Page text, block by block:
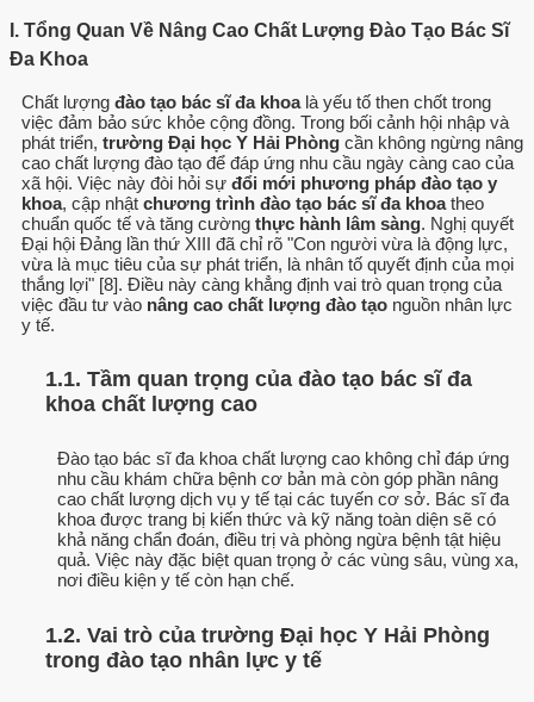
I. Tổng Quan Về Nâng Cao Chất Lượng Đào Tạo Bác Sĩ
Đa Khoa
Chất lượng đào tạo bác sĩ đa khoalà yếu tố then chốt trong
việc đảm bảo sức khỏe cộng đồng. Trong bối cảnh hội nhập và
phát triển, trường Đại học Y Hải Phòng cần không ngừng nâng
cao chất lượng đào tạo để đáp ứng nhu cầu ngày càng cao của
xã hội. Việc này đòi hỏi sự đổi mới phương pháp đào tạo y
khoa, cập nhật chương trình đào tạo bác sĩ đa khoatheo
chuẩn quốc tế và tăng cường thực hành lâm sàng. Nghị quyết
Đại hội Đảng lần thứ XIII đã chỉ rõ "Con người vừa là động lực,
vừa là mục tiêu của sự phát triển, là nhân tố quyết định của mọi
thắng lợi" [8]. Điều này càng khẳng định vai trò quan trọng của
việc đầu tư vào nâng cao chất lượng đào tạo nguồn nhân lực
y tế.
1.1. Tầm quan trọng của đào tạo bác sĩ đa
khoa chất lượng cao
Đào tạo bác sĩ đa khoa chất lượng cao không chỉ đáp ứng
nhu cầu khám chữa bệnh cơ bản mà còn góp phần nâng
cao chất lượng dịch vụ y tế tại các tuyến cơ sở. Bác sĩ đa
khoa được trang bị kiến thức và kỹ năng toàn diện sẽ có
khả năng chẩn đoán, điều trị và phòng ngừa bệnh tật hiệu
quả. Việc này đặc biệt quan trọng ở các vùng sâu, vùng xa,
nơi điều kiện y tế còn hạn chế.
1.2. Vai trò của trường Đại học Y Hải Phòng
trong đào tạo nhân lực y tế